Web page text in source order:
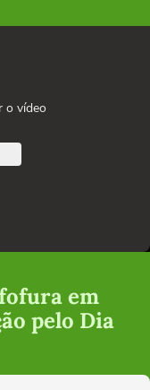
o vídeo
em
pelo Dia